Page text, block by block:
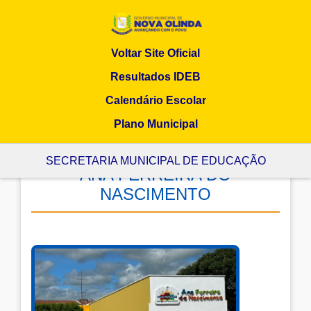
Voltar Site Oficial
Resultados IDEB
Calendário Escolar
Plano Municipal
SECRETARIA MUNICIPAL DE EDUCAÇÃO
ANA FERREIRA DO
NASCIMENTO